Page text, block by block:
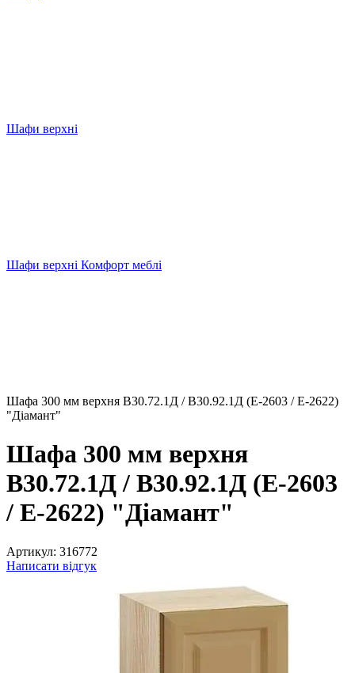
Шафи верхні
Шафи верхні Комфорт меблі
Шафа 300 мм верхня В30.72.1Д / В30.92.1Д (Е-2603 / Е-2622)
"Діамант"
Шафа 300 мм верхня
В30.72.1Д / В30.92.1Д (Е-2603
/ Е-2622) "Діамант"
Артикул: 316772
Написати відгук